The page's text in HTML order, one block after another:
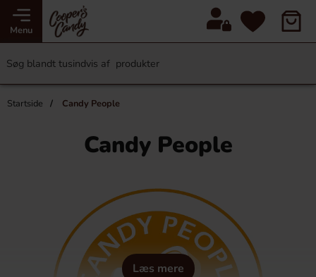
Menu
Startside Candy People
Candy People
Læs mere